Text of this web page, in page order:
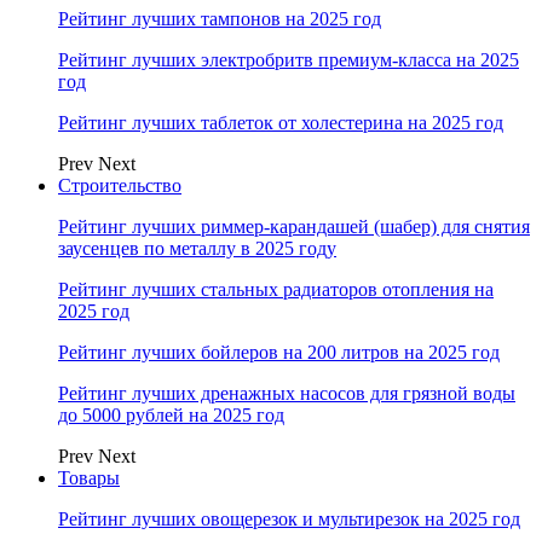
Рейтинг лучших тампонов на 2025 год
Рейтинг лучших электробритв премиум-класса на 2025
год
Рейтинг лучших таблеток от холестерина на 2025 год
Prev Next
Строительство
Рейтинг лучших риммер-карандашей (шабер) для снятия
заусенцев по металлу в 2025 году
Рейтинг лучших стальных радиаторов отопления на
2025 год
Рейтинг лучших бойлеров на 200 литров на 2025 год
Рейтинг лучших дренажных насосов для грязной воды
до 5000 рублей на 2025 год
Prev Next
Товары
Рейтинг лучших овощерезок и мультирезок на 2025 год